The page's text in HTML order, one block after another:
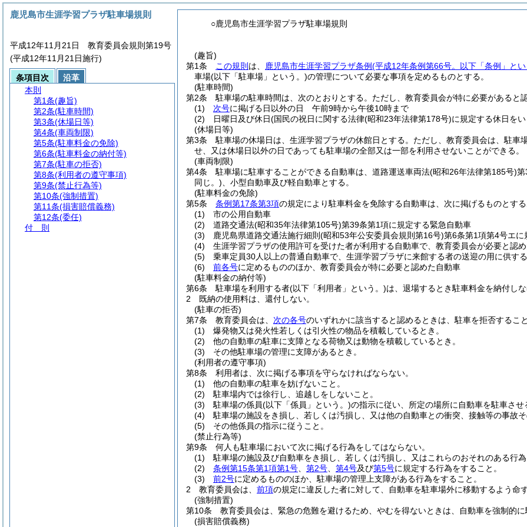
○鹿児島市生涯学習プラザ駐車場規則
(趣旨)
第1条
この規則 は、 鹿児島市生涯学習プラザ条例(平成12年条例第66号。以下「条例」と
車場(以下「駐車場」という。)の管理について必要な事項を定めるものとする。
(駐車時間)
第2条
駐車場の駐車時間は、次のとおりとする。 ただし、教育委員会が特に必要があると
(1)
次号に掲げる日以外の日 午前9時から午後10時まで
(2)
日曜日及び休日(国民の祝日に関する法律(昭和23年法律第178号)に規定する休日を
(休場日等)
第3条
駐車場の休場日は、生涯学習プラザの休館日とする。 ただし、教育委員会は、駐車
せ、又は休場日以外の日であっても駐車場の全部又は一部を利用させないことができる。
(車両制限)
第4条
駐車場に駐車することができる自動車は、道路運送車両法(昭和26年法律第185号)第
同じ。) 、小型自動車及び軽自動車とする。
(駐車料金の免除)
第5条
条例第17条第3項の規定により駐車料金を免除する自動車は、次に掲げるものとする
(1)
市の公用自動車
(2)
道路交通法(昭和35年法律第105号)第39条第1項に規定する緊急自動車
(3)
鹿児島県道路交通法施行細則 (昭和53年公安委員会規則第16号)第6条第1項第4号エに
(4)
生涯学習プラザの使用許可を受けた者が利用する自動車で、教育委員会が必要と認
(5)
乗車定員30人以上の普通自動車で、生涯学習プラザに来館する者の送迎の用に供す
(6)
前各号に定めるもののほか、教育委員会が特に必要と認めた自動車
(駐車料金の納付等)
第6条
駐車場を利用する者(以下「利用者」という。)は、退場するとき駐車料金を納付しな
2
既納の使用料は、還付しない。
(駐車の拒否)
第7条
教育委員会は、 次の各号のいずれかに該当すると認めるときは、駐車を拒否するこ
(1)
爆発物又は発火性若しくは引火性の物品を積載しているとき。
(2)
他の自動車の駐車に支障となる荷物又は動物を積載しているとき。
(3)
その他駐車場の管理に支障があるとき。
(利用者の遵守事項)
第8条
利用者は、次に掲げる事項を守らなければならない。
(1)
他の自動車の駐車を妨げないこと。
(2)
駐車場内では徐行し、追越しをしないこと。
(3)
駐車場の係員(以下「係員」という。)の指示に従い、所定の場所に自動車を駐車させ
(4)
駐車場の施設をき損し、若しくは汚損し、又は他の自動車との衝突、接触等の事故
(5)
その他係員の指示に従うこと。
(禁止行為等)
第9条
何人も駐車場において次に掲げる行為をしてはならない。
(1)
駐車場の施設及び自動車をき損し、若しくは汚損し、又はこれらのおそれのある行為
(2)
条例第15条第1項第1号 第2号 第4号及び第5号に規定する行為をすること。
(3)
前2号に定めるもののほか、駐車場の管理上支障がある行為をすること。
2
教育委員会は、 前項の規定に違反した者に対して、自動車を駐車場外に移動するよう命
(強制措置)
第10条
教育委員会は、緊急の危難を避けるため、やむを得ないときは、自動車を強制的
(損害賠償義務)
鹿児島市生涯学習プラザ駐車場規則
平成12年11月21日 教育委員会規則第19号
(平成12年11月21日施行)
条項目次
沿革
本則
第1条(趣旨)
第2条(駐車時間)
第3条(休場日等)
第4条(車両制限)
第5条(駐車料金の免除)
第6条(駐車料金の納付等)
第7条(駐車の拒否)
第8条(利用者の遵守事項)
第9条(禁止行為等)
第10条(強制措置)
第11条(損害賠償義務)
第12条(委任)
付 則